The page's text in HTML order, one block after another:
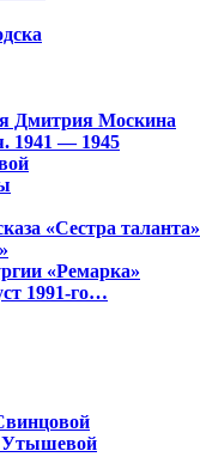
Дмитрия Москина
1941 — 1945
«Сестра таланта»
«Ремарка»
1991-го…
Утышевой